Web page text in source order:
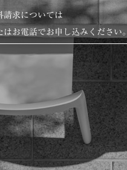
請求については
はお電話でお申し込みください。